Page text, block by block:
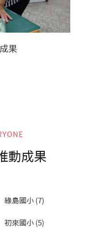
果
動成果
綠島國小 (7)
初來國小 (5)